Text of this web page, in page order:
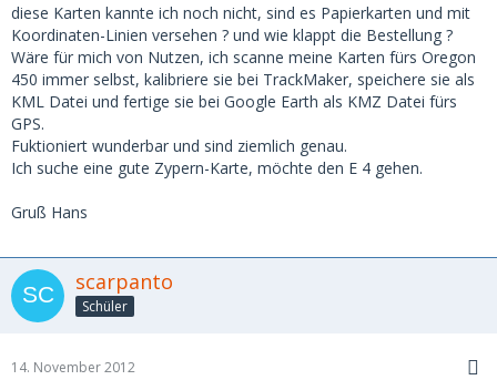
diese Karten kannte ich noch nicht, sind es Papierkarten und mit
Koordinaten-Linien versehen ? und wie klappt die Bestellung ?
Wäre für mich von Nutzen, ich scanne meine Karten fürs Oregon
450 immer selbst, kalibriere sie bei TrackMaker, speichere sie als
KML Datei und fertige sie bei Google Earth als KMZ Datei fürs
GPS.
Fuktioniert wunderbar und sind ziemlich genau.
Ich suche eine gute Zypern-Karte, möchte den E 4 gehen.
Gruß Hans
scarpanto
Schüler
14. November 2012